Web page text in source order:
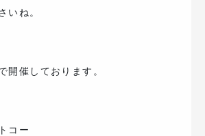
いね。
開催しております。
コー